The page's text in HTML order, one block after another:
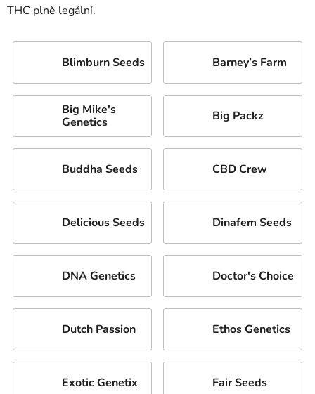
THC plně legální.
Blimburn Seeds Barney’s Farm
Big Mike's
Genetics
Big Packz
Buddha Seeds CBD Crew
Delicious Seeds Dinafem Seeds
DNA Genetics Doctor's Choice
Dutch Passion Ethos Genetics
Exotic Genetix Fair Seeds